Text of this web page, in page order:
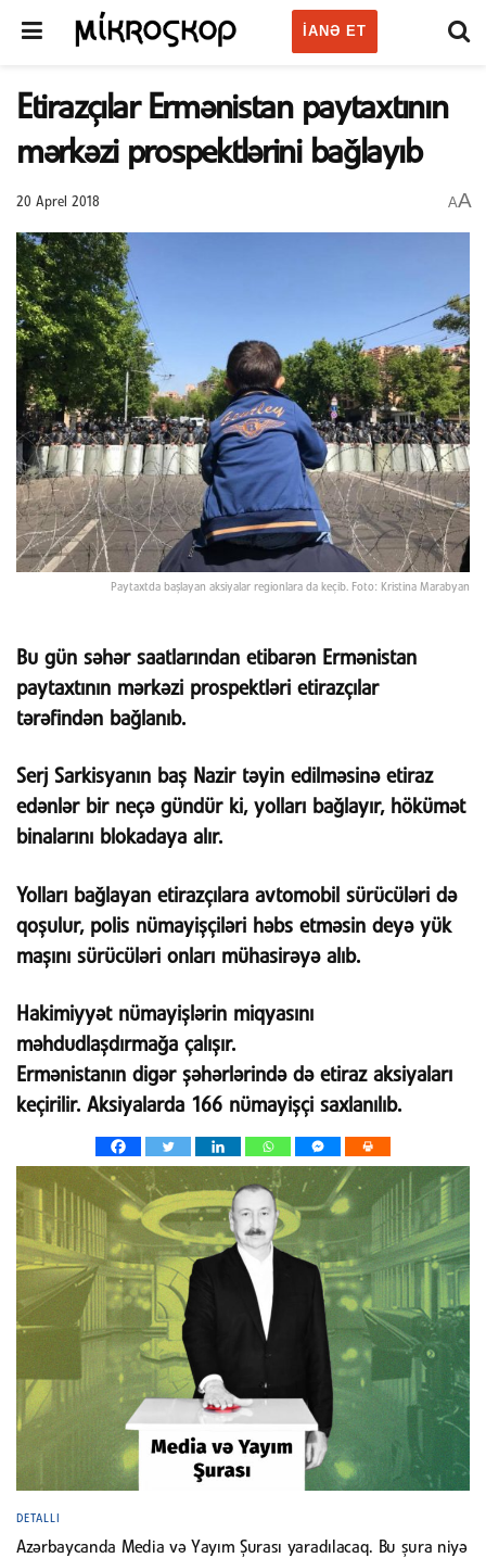
IANƏ ET
Etirazçılar Ermənistan paytaxtının
mərkəzi prospektlərini bağlayıb
20 Aprel 2018 AA
Paytaxtda başlayan aksiyalar regionlara da keçib. Foto: Kristina Marabyan
Bu gün səhər saatlarından etibarən Ermənistan
paytaxtının mərkəzi prospektləri etirazçılar
tərəfindən bağlanıb.
Serj Sarkisyanın baş Nazir təyin edilməsinə etiraz
edənlər bir neçə gündür ki, yolları bağlayır, hökümət
binalarını blokadaya alır.
Yolları bağlayan etirazçılara avtomobil sürücüləri də
qoşulur, polis nümayişçiləri həbs etməsin deyə yük
maşını sürücüləri onları mühasirəyə alıb.
Hakimiyyət nümayişlərin miqyasını
məhdudlaşdırmağa çalışır.
Ermənistanın digər şəhərlərində də etiraz aksiyaları
keçirilir. Aksiyalarda 166 nümayişçi saxlanılıb.
DETALLI
Azərbaycanda Media və Yayım Şurası yaradılacaq. Bu şura niyə